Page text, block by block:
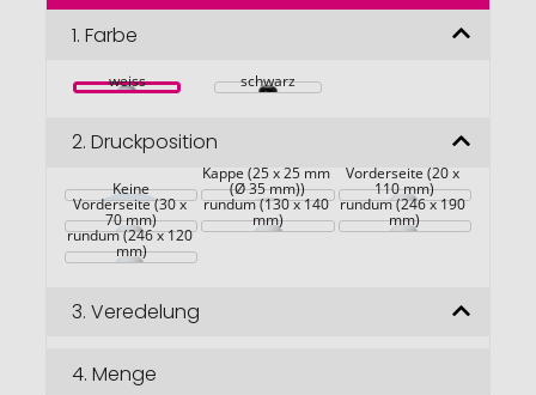
Bildgalerie
1. Farbe
weiss schwarz
2. Druckposition
Keine
Kappe (25 x 25 mm
(Ø 35 mm))
Vorderseite (20 x
110 mm)
Vorderseite (30 x
70 mm)
rundum (130 x 140
mm)
rundum (246 x 190
mm)
rundum (246 x 120
mm)
3. Veredelung
4. Menge